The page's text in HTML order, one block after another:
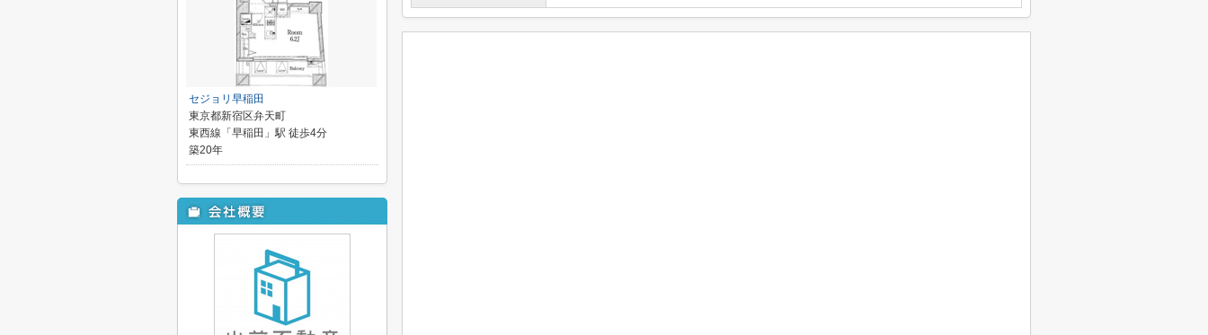
セジョリ早稲田
東京都新宿区弁天町
東西線「早稲田」駅 徒歩4分
築20年